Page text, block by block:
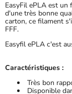
EasyFil ePLA est
d'une très bonne
carton, ce filament
FFF.
Easyfil ePLA c'est
Caractéristiques :
Très bon
Disponible